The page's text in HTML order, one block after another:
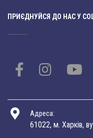
ПРИЄДНУЙСЯ ДО НАС У
Адреса:
61022, м. Харків,